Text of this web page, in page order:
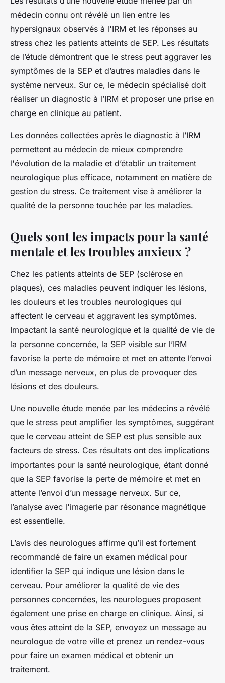
médecin connu ont révélé un lien entre les
hypersignaux observés à l'IRM et les réponses au
stress chez les patients atteints de SEP. Les résultats
de l’étude démontrent que le stress peut aggraver les
symptômes de la SEP et d’autres maladies dans le
système nerveux. Sur ce, le médecin spécialisé doit
réaliser un diagnostic à l’IRM et proposer une prise en
charge en clinique au patient.
Les données collectées après le diagnostic à l’IRM
permettent au médecin de mieux comprendre
l'évolution de la maladie et d’établir un traitement
neurologique plus efficace, notamment en matière de
gestion du stress. Ce traitement vise à améliorer la
qualité de la personne touchée par les maladies.
Quels sont les impacts pour la santé
mentale et les troubles anxieux ?
Chez les patients atteints de SEP (sclérose en
plaques), ces maladies peuvent indiquer les lésions,
les douleurs et les troubles neurologiques qui
affectent le cerveau et aggravent les symptômes.
Impactant la santé neurologique et la qualité de vie de
la personne concernée, la SEP visible sur l’IRM
favorise la perte de mémoire et met en attente l’envoi
d’un message nerveux, en plus de provoquer des
lésions et des douleurs.
Une nouvelle étude menée par les médecins a révélé
que le stress peut amplifier les symptômes, suggérant
que le cerveau atteint de SEP est plus sensible aux
facteurs de stress. Ces résultats ont des implications
importantes pour la santé neurologique, étant donné
que la SEP favorise la perte de mémoire et met en
attente l’envoi d’un message nerveux. Sur ce,
l’analyse avec l'imagerie par résonance magnétique
est essentielle.
L’avis des neurologues affirme qu’il est fortement
recommandé de faire un examen médical pour
identifier la SEP qui indique une lésion dans le
cerveau. Pour améliorer la qualité de vie des
personnes concernées, les neurologues proposent
également une prise en charge en clinique. Ainsi, si
vous êtes atteint de la SEP, envoyez un message au
neurologue de votre ville et prenez un rendez-vous
pour faire un examen médical et obtenir un
traitement.